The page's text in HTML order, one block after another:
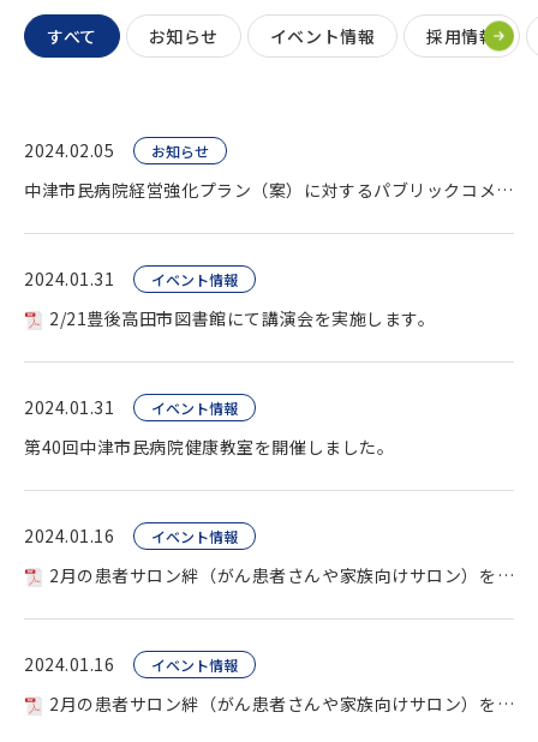
すべて お知らせ イベント情報 採用情報
2024.02.05 お知らせ
中津市民病院経営強化プラン（案）に対するパブリックコメント終了。
2024.01.31 イベント情報
2/21豊後高田市図書館にて講演会を実施します。
2024.01.31 イベント情報
第40回中津市民病院健康教室を開催しました。
2024.01.16 イベント情報
2月の患者サロン絆（がん患者さんや家族向けサロン）を開催します。
2024.01.16 イベント情報
2月の患者サロン絆（がん患者さんや家族向けサロン）を開催します。